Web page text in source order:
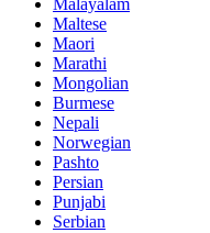
Maltese
Maori
Marathi
Mongolian
Burmese
Nepali
Norwegian
Pashto
Persian
Punjabi
Serbian